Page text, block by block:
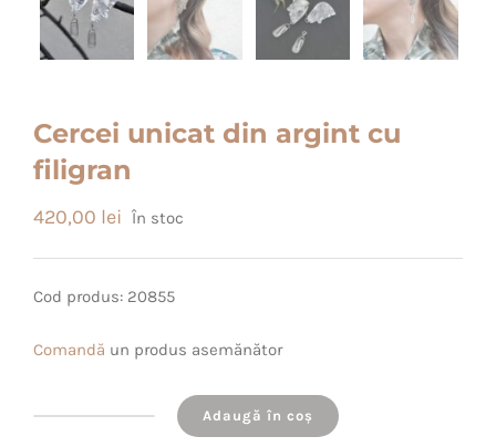
Cercei unicat din argint cu
filigran
420,00 lei În stoc
Cod produs: 20855
Comandă un produs asemănător
Adaugă în coș